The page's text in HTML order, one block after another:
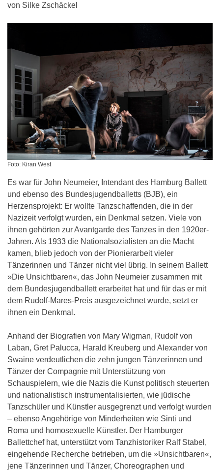
von Silke Zschäckel
Foto: Kiran West
Es war für John Neumeier, Intendant des Hamburg Ballett
und ebenso des Bundesjugendballetts (BJB), ein
Herzensprojekt: Er wollte Tanzschaffenden, die in der
Nazizeit verfolgt wurden, ein Denkmal setzen. Viele von
ihnen gehörten zur Avantgarde des Tanzes in den 1920er-
Jahren. Als 1933 die Nationalsozialisten an die Macht
kamen, blieb jedoch von der Pionierarbeit vieler
Tänzerinnen und Tänzer nicht viel übrig. In seinem Ballett
»Die Unsichtbaren«, das John Neumeier zusammen mit
dem Bundesjugendballett erarbeitet hat und für das er mit
dem Rudolf-Mares-Preis ausgezeichnet wurde, setzt er
ihnen ein Denkmal.
Anhand der Biografien von Mary Wigman, Rudolf von
Laban, Gret Palucca, Harald Kreuberg und Alexander von
Swaine verdeutlichen die zehn jungen Tänzerinnen und
Tänzer der Compagnie mit Unterstützung von
Schauspielern, wie die Nazis die Kunst politisch steuerten
und nationalistisch instrumentalisierten, wie jüdische
Tanzschüler und Künstler ausgegrenzt und verfolgt wurden
– ebenso Angehörige von Minderheiten wie Sinti und
Roma und homosexuelle Künstler. Der Hamburger
Ballettchef hat, unterstützt vom Tanzhistoriker Ralf Stabel,
eingehende Recherche betrieben, um die »Unsichtbaren«,
jene Tänzerinnen und Tänzer, Choreographen und